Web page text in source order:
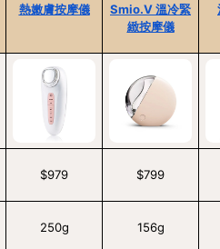
熱嫩膚按摩儀
Smio.V 溫冷緊
緻按摩儀
$979 $799
250g 156g